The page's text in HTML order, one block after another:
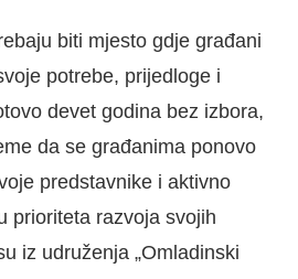
biti mjesto gdje građani
potrebe, prijedloge i
devet godina bez izbora,
da se građanima ponovo
predstavnike i aktivno
prioriteta razvoja svojih
iz udruženja „Omladinski